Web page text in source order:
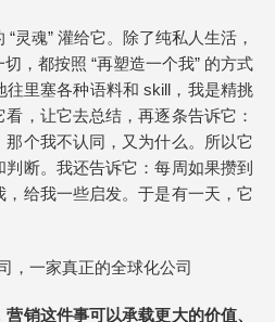
“灵魂” 灌给它。除了纯私人生活，
，都按照 “再塑造一个我” 的方式
里塞各种语料和 skill，我是精挑
，让它去总结，再逐条告诉它：
个我不认同，又为什么。所以它
断。我还告诉它：每周如果攒到
给我一些启发。于是有一天，它
，一家真正的全球化公司
营销这件事可以承载更大的价值、